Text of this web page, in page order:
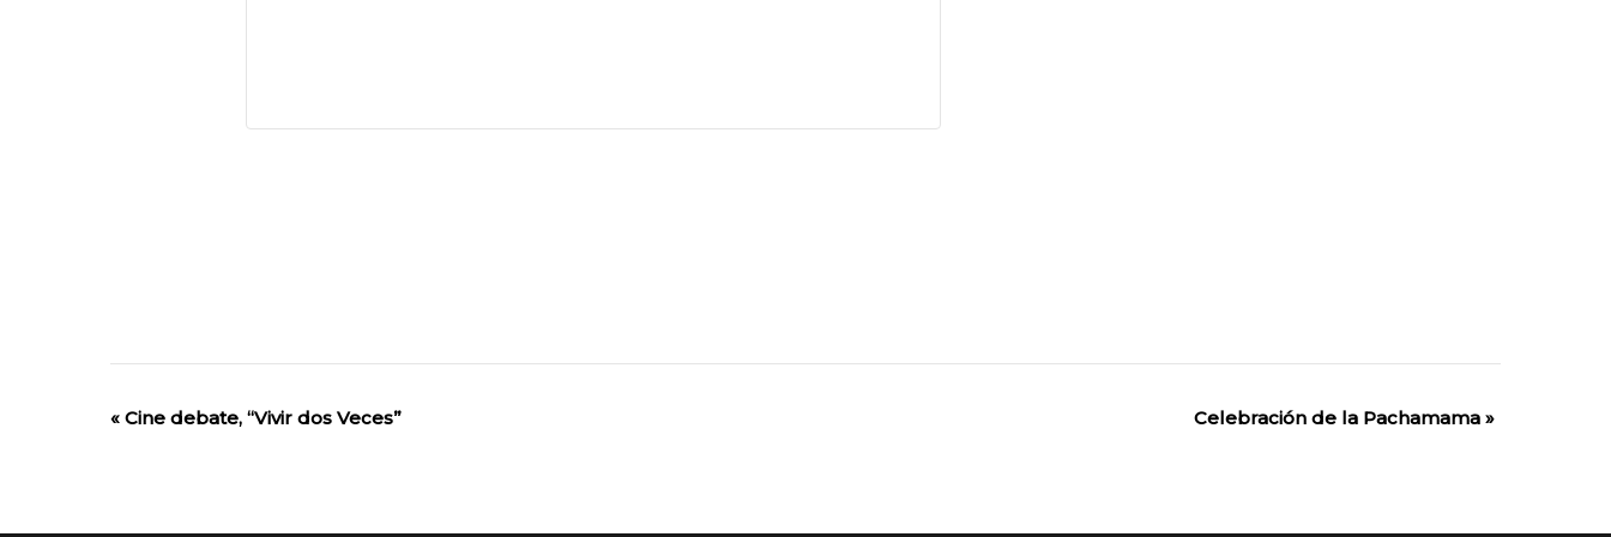
Evento
« Cine debate, “Vivir dos Veces” Celebración de la Pachamama »